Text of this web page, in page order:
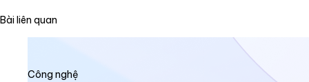
Bài liên quan
Công nghệ